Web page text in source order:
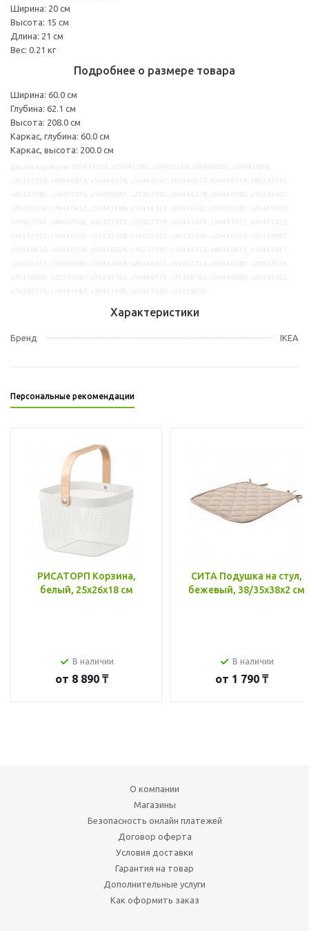
Ширина: 20 см
Высота: 15 см
Длина: 21 см
Вес: 0.21 кг
Подробнее о размере товара
Ширина: 60.0 см
Глубина: 62.1 см
Высота: 208.0 см
Каркас, глубина: 60.0 см
Каркас, высота: 200.0 см
Характеристики
Бренд IKEA
Персональные рекомендации
РИСАТОРП Корзина,
белый, 25x26x18 см
В наличии
от 8 890 ₸
СИТА Подушка на стул,
бежевый, 38/35x38x2 см
В наличии
от 1 790 ₸
О компании
Магазины
Безопасность онлайн платежей
Договор оферта
Условия доставки
Гарантия на товар
Дополнительные услуги
Как оформить заказ